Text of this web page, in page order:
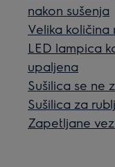
nakon sušenja
Velika količina
LED lampica
upaljena
Sušilica se ne
Sušilica za
Zapetljane